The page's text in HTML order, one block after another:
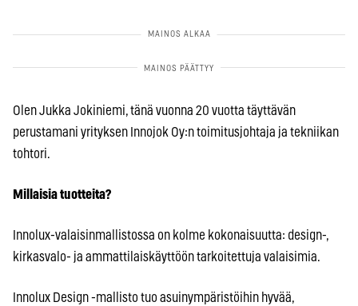
Olen Jukka Jokiniemi, tänä vuonna 20 vuotta täyttävän
perustamani yrityksen Innojok Oy:n toimitusjohtaja ja tekniikan
tohtori.
Millaisia tuotteita?
Innolux-valaisinmallistossa on kolme kokonaisuutta: design-,
kirkasvalo- ja ammattilaiskäyttöön tarkoitettuja valaisimia.
Innolux Design -mallisto tuo asuinympäristöihin hyvää,